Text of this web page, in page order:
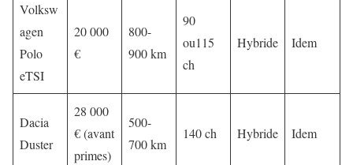
Volksw
agen
Polo
eTSI
20 000
€
800-
900 km
90
ou115
ch
Hybride Idem
Dacia
Duster
28 000
€ (avant
primes)
500-
700 km
140 ch Hybride Idem